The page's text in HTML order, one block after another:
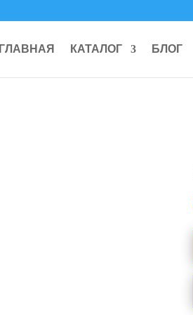
ГЛАВНАЯ КАТАЛОГ БЛОГ